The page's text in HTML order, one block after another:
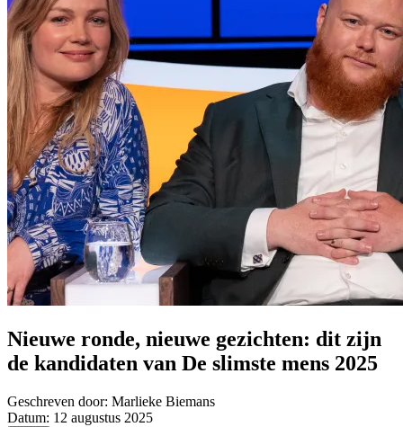
Nieuwe ronde, nieuwe gezichten: dit zijn
de kandidaten van De slimste mens 2025
Geschreven door: Marlieke Biemans
Datum: 12 augustus 2025